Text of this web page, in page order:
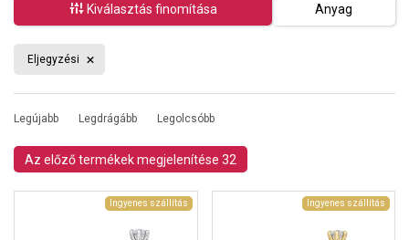
Kiválasztás finomítása Anyag
Eljegyzési
Legújabb Legdrágább Legolcsóbb
Az előző termékek megjelenítése 32
Ingyenes szállítás Ingyenes szállítás